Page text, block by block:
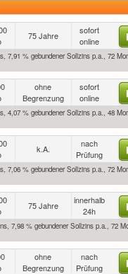
75 Jahre
sofort
online
7,91 % gebundener Sollzins p.a., 72
ohne
Begrenzung
sofort
online
4,07 % gebundener Sollzins p.a., 48
k.A.
nach
Prüfung
7,06 % gebundener Sollzins p.a., 72
75 Jahre
innerhalb
24h
7,98 % gebundener Sollzins p.a., 72
ohne
Begrenzung
nach
Prüfung